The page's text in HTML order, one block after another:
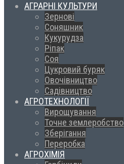
АГРАРНІ КУЛЬТУРИ
Зернові
Соняшник
Кукурудза
Ріпак
Соя
Цукровий буряк
Овочівництво
Садівництво
АГРОТЕХНОЛОГІЇ
Вирощування
Точне землеробство
Зберігання
Переробка
АГРОХІМІЯ